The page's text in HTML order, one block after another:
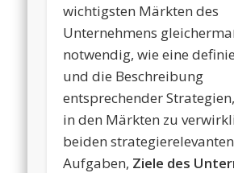
wichtigsten Märkten des
Unternehmens
notwendig, wie eine
und die Beschreibung
entsprechender
in den Märkten zu
beiden strategierelevanten
Aufgaben, Ziele des